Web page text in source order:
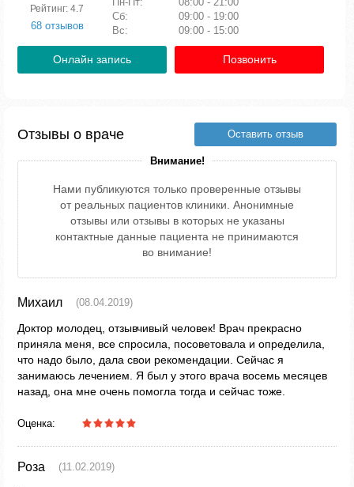
Рейтинг: 4.7
68 отзывов
Сб:
09:00 - 19:00
Вс:
09:00 - 15:00
Онлайн запись Позвонить
Отзывы о враче Оставить отзыв
Внимание!
Нами публикуются только проверенные отзывы
от реальных пациентов клиники. Анонимные
отзывы или отзывы в которых не указаны
контактные данные пациента не принимаются
во внимание!
Михаил (08.04.2019)
Доктор молодец, отзывчивый человек! Врач прекрасно
приняла меня, все спросила, посоветовала и определила,
что надо было, дала свои рекомендации. Сейчас я
занимаюсь лечением. Я был у этого врача восемь месяцев
назад, она мне очень помогла тогда и сейчас тоже.
Оценка:
Роза (11.02.2019)